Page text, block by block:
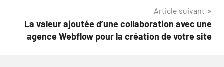
Article suivant
La valeur ajoutée d’une collaboration avec une
agence Webflow pour la création de votre site